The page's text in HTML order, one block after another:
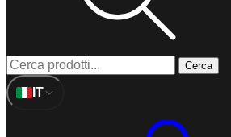
Cerca
IT